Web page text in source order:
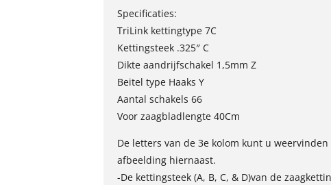
Specificaties:
TriLink kettingtype 7C
Kettingsteek .325″ C
Dikte aandrijfschakel 1,5mm Z
Beitel type Haaks Y
Aantal schakels 66
Voor zaagbladlengte 40Cm
De letters van de 3e kolom kunt u weervinden
afbeelding hiernaast.
-De kettingsteek (A, B, C, & D)van de